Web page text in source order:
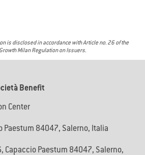
is disclosed in accordance with Article no. 26 of the
Milan Regulation on Issuers.
Benefit
Center
Paestum 84047, Salerno, Italia
Capaccio Paestum 84047, Salerno,